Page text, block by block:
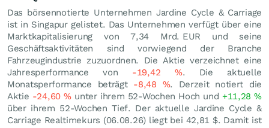
Das börsennotierte Unternehmen Jardine Cycle & Carriage
ist in Singapur gelistet. Das Unternehmen verfügt über eine
Marktkapitalisierung von 7,34 Mrd. EUR und seine
Geschäftsaktivitäten sind vorwiegend der Branche
Fahrzeugindustrie zuzuordnen. Die Aktie verzeichnet eine
Jahresperformance von -19,42 %. Die aktuelle
Monatsperformance beträgt -8,48 %. Derzeit notiert die
Aktie -24,60%unter ihrem 52-Wochen Hoch und +11,28%
über ihrem 52-Wochen Tief. Der aktuelle Jardine Cycle &
Carriage Realtimekurs (06.08.26) liegt bei 42,81 $. Damit ist